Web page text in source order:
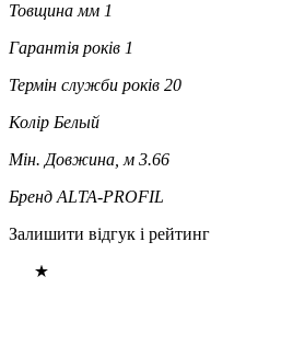
Товщина мм 1
Гарантія років 1
Термін служби років 20
Колір Белый
Мін. Довжина, м 3.66
Бренд ALTA-PROFIL
Залишити відгук і рейтинг